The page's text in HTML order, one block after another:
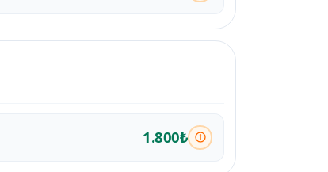
1.800₺